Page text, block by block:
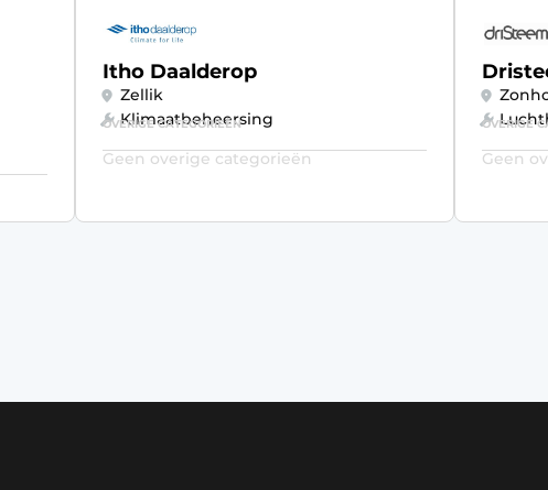
Itho Daalderop
Zellik
Klimaatbeheersing
OVERIGE CATEGORIEËN
Geen overige categorieën
OVERIGE
Geen